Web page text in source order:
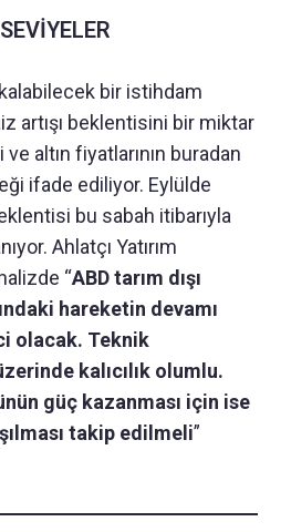
bir istihdam
artışı beklentisini bir miktar
altın fiyatlarının buradan
ifade ediliyor. Eylülde
bu sabah itibarıyla
Ahlatçı Yatırım
“ABD tarım dışı
hareketin devamı
olacak. Teknik
kalıcılık olumlu.
güç kazanması için ise
takip edilmeli”